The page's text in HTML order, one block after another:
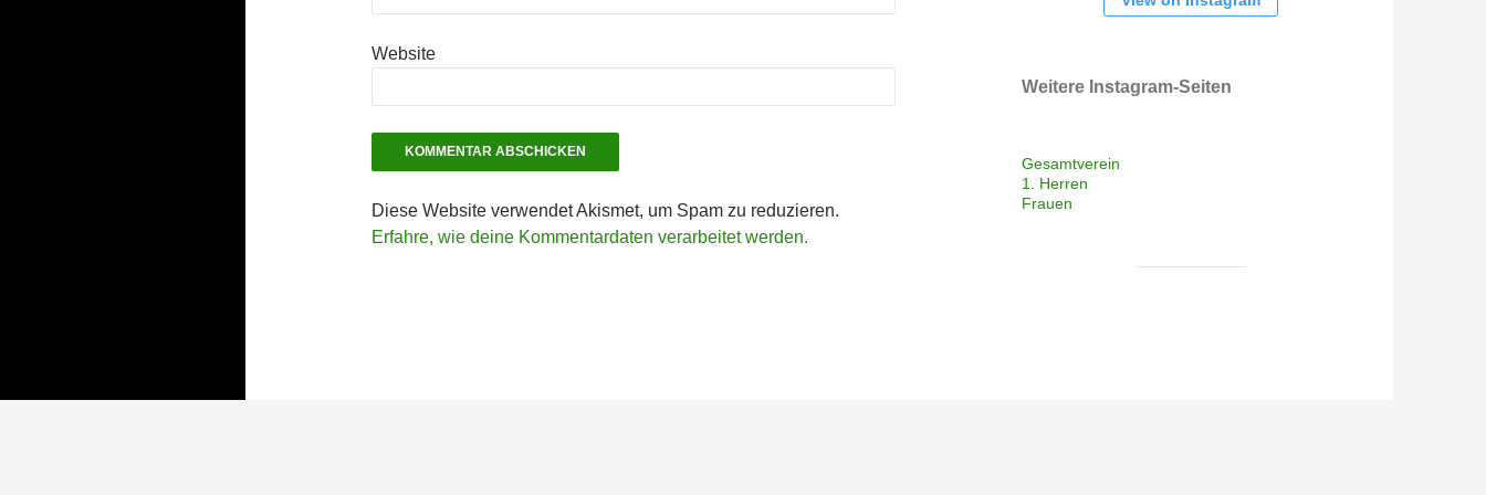
Website
Diese Website verwendet Akismet, um Spam zu reduzieren.
Erfahre, wie deine Kommentardaten verarbeitet werden.
Weitere Instagram-Seiten
Gesamtverein
1. Herren
Frauen